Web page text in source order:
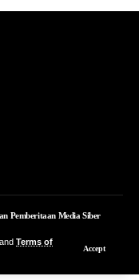
and Terms of
Accept
Jalan Jakarta KM 5,
Pemberitaan Media Siber